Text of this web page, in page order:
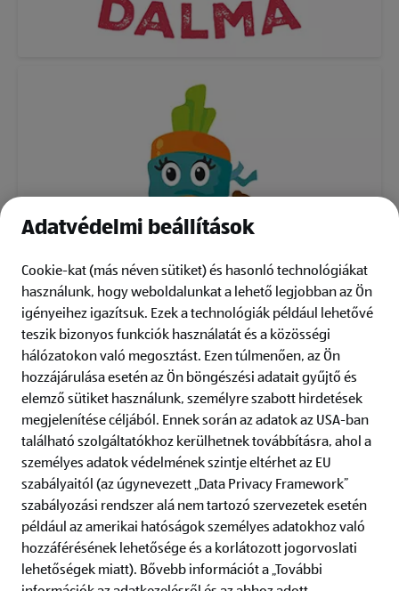
ALDI-ról
Információk
ALDI hírlevél
Adatvédelmi beállítások
Cookie-kat (más néven sütiket) és hasonló technológiákat
használunk, hogy weboldalunkat a lehető legjobban az Ön
igényeihez igazítsuk. Ezek a technológiák például lehetővé
teszik bizonyos funkciók használatát és a közösségi
hálózatokon való megosztást. Ezen túlmenően, az Ön
hozzájárulása esetén az Ön böngészési adatait gyűjtő és
elemző sütiket használunk, személyre szabott hirdetések
megjelenítése céljából. Ennek során az adatok az USA-ban
található szolgáltatókhoz kerülhetnek továbbításra, ahol a
személyes adatok védelmének szintje eltérhet az EU
szabályaitól (az úgynevezett „Data Privacy Framework”
szabályozási rendszer alá nem tartozó szervezetek esetén
például az amerikai hatóságok személyes adatokhoz való
hozzáférésének lehetősége és a korlátozott jogorvoslati
lehetőségek miatt). Bővebb információt a „További